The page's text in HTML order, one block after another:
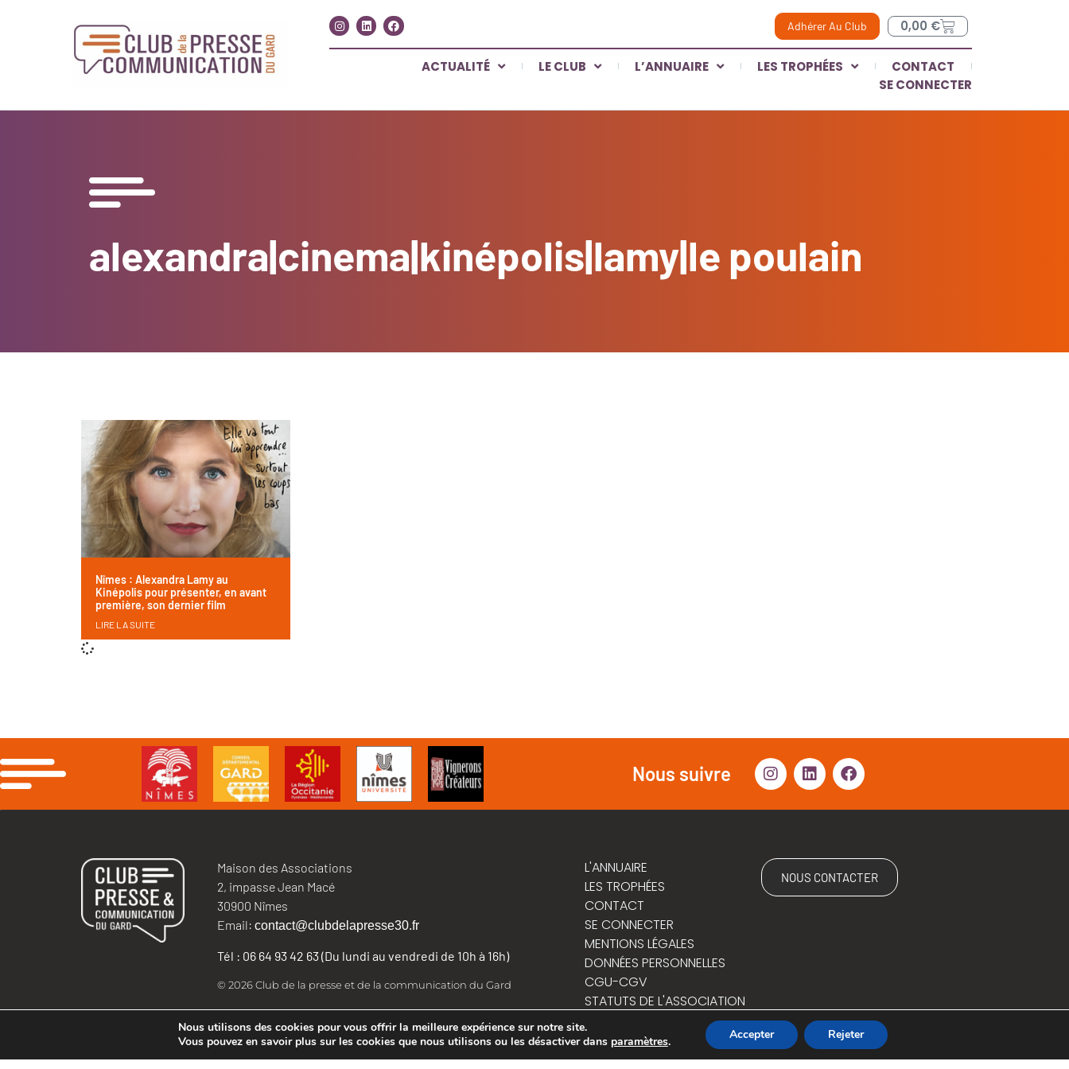
Adhérer Au Club 0,00 €
ACTUALITÉ LE CLUB L’ANNUAIRE LES TROPHÉES
CONTACT
SE CONNECTER
alexandra|cinema|kinépolis|lamy|le poulain
Nîmes : Alexandra Lamy au
Kinépolis pour présenter, en avant
première, son dernier film
LIRE LA SUITE
Nous suivre
Maison des Associations
2, impasse Jean Macé
30900 Nîmes
Email: contact@clubdelapresse30.fr
Tél : 06 64 93 42 63 (Du lundi au vendredi de 10h à 16h)
© 2026 Club de la presse et de la communication du Gard
L'ANNUAIRE
LES TROPHÉES
CONTACT
SE CONNECTER
MENTIONS LÉGALES
DONNÉES PERSONNELLES
CGU-CGV
STATUTS DE L'ASSOCIATION
NOUS CONTACTER
Nous utilisons des cookies pour vous offrir la meilleure expérience sur notre site.
Vous pouvez en savoir plus sur les cookies que nous utilisons ou les désactiver dans paramètres. Accepter Rejeter